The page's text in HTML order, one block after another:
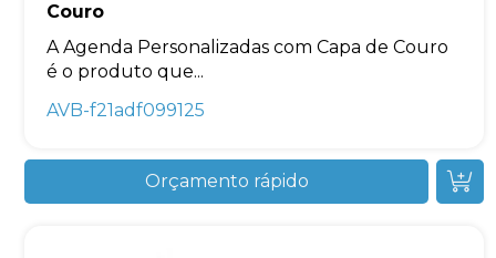
Couro
A Agenda Personalizadas com Capa de Couro
é o produto que...
AVB-f21adf099125
Orçamento rápido